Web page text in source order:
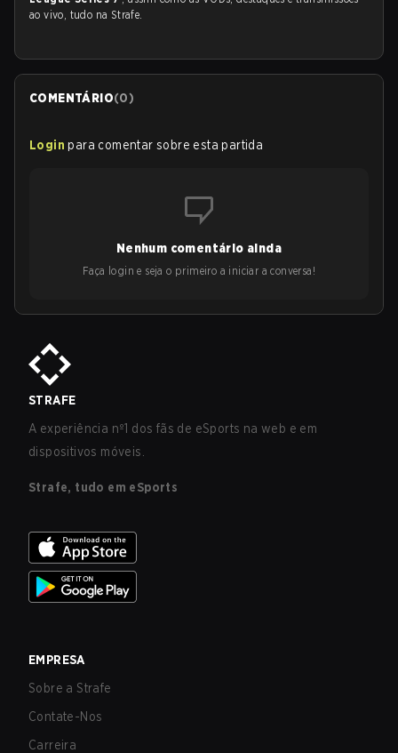
ao vivo, tudo na Strafe.
COMENTÁRIO(0)
Login para comentar sobre esta partida
Nenhum comentário ainda
Faça login e seja o primeiro a iniciar a conversa!
STRAFE
A experiência nº1 dos fãs de eSports na web e em
dispositivos móveis.
Strafe, tudo em eSports
EMPRESA
Sobre a Strafe
Contate-Nos
Carreira